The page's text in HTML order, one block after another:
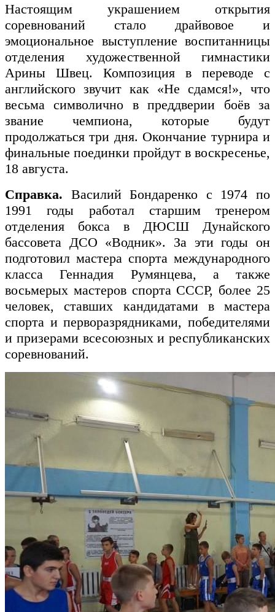
Настоящим украшением открытия
соревнований стало драйвовое и
эмоциональное выступление воспитанницы
отделения художественной гимнастики
Арины Швец. Композиция в переводе с
английского звучит как «Не сдамся!», что
весьма символично в преддверии боёв за
звание чемпиона, которые будут
продолжаться три дня. Окончание турнира и
финальные поединки пройдут в воскресенье,
18 августа.
Справка. Василий Бондаренко с 1974 по
1991 годы работал старшим тренером
отделения бокса в ДЮСШ Дунайского
бассовета ДСО «Водник». За эти годы он
подготовил мастера спорта международного
класса Геннадия Румянцева, а также
восьмерых мастеров спорта СССР, более 25
человек, ставших кандидатами в мастера
спорта и перворазрядниками, победителями
и призерами всесоюзных и республиканских
соревнований.